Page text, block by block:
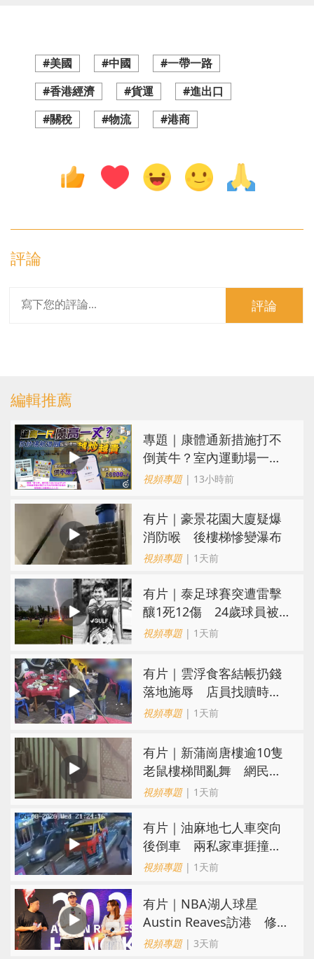
#美國 #中國
#一帶一路
#香港經濟
#貨運
#進出口
#關稅
#物流 #港商
評論
評論
編輯推薦
專題｜康體通新措施打不
倒黃牛？室內運動場一場
難求越炒越貴
視頻專題| 13小時前
有片｜豪景花園大廈疑爆
消防喉 後樓梯慘變瀑布
視頻專題| 1天前
有片｜泰足球賽突遭雷擊
釀1死12傷 24歲球員被
閃電劈中亡
視頻專題| 1天前
​有片｜雲浮食客結帳扔錢
落地施辱 店員找贖時還
施彼身獲老闆肯定
視頻專題| 1天前
有片｜新蒲崗唐樓逾10隻
老鼠樓梯間亂舞 網民嚇
親：每次經過都要好大勇
視頻專題| 1天前
有片｜油麻地七人車突向
後倒車 兩私家車捱撞
司機不顧而去
視頻專題| 1天前
有片｜NBA湖人球星
Austin Reaves訪港 修
頓與青少年交流球技
視頻專題| 3天前